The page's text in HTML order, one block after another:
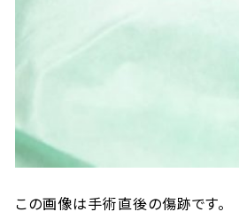
この画像は手術直後の傷跡です。